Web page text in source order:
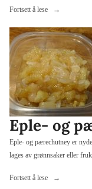
Fortsett å lese
«Baklava
pistasj»
Eple- og
Eple- og pærechutney er
lages av grønnsaker eller
Fortsett å lese
«Eple-